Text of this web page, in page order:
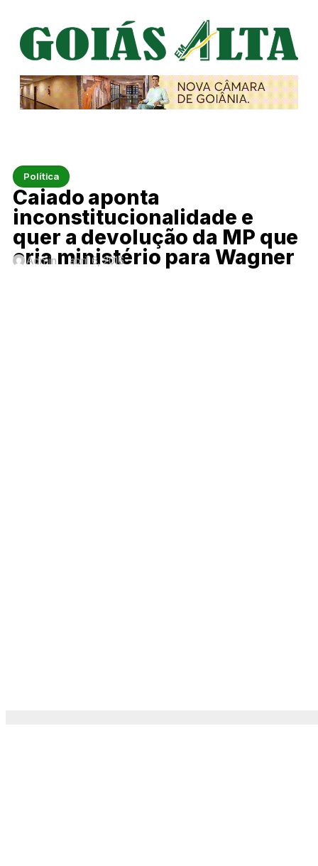
Política
Caiado aponta
inconstitucionalidade e
quer a devolução da MP que
cria ministério para Wagner
Admin abril 6, 2016